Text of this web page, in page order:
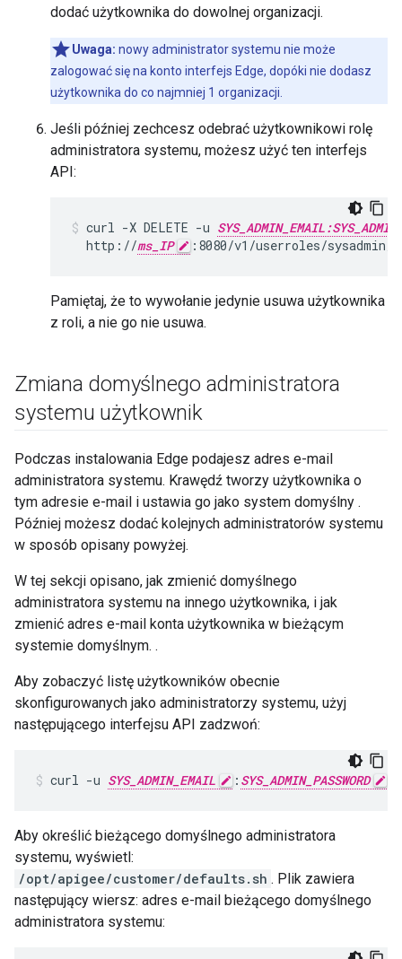
dodać użytkownika do dowolnej organizacji.
Uwaga: nowy administrator systemu nie może
zalogować się na konto interfejs Edge, dopóki nie dodasz
użytkownika do co najmniej 1 organizacji.
Jeśli później zechcesz odebrać użytkownikowi rolę
administratora systemu, możesz użyć ten interfejs
API:
curl -X DELETE -u
  http://
ms_IP :8080/v1/userroles/sysadmin/
Pamiętaj, że to wywołanie jedynie usuwa użytkownika
z roli, a nie go nie usuwa.
Zmiana domyślnego administratora
systemu użytkownik
Podczas instalowania Edge podajesz adres e-mail
administratora systemu. Krawędź tworzy użytkownika o
tym adresie e-mail i ustawia go jako system domyślny .
Później możesz dodać kolejnych administratorów systemu
w sposób opisany powyżej.
W tej sekcji opisano, jak zmienić domyślnego
administratora systemu na innego użytkownika, i jak
zmienić adres e-mail konta użytkownika w bieżącym
systemie domyślnym. .
Aby zobaczyć listę użytkowników obecnie
skonfigurowanych jako administratorzy systemu, użyj
następującego interfejsu API zadzwoń:
curl -u SYS_ADMIN_EMAIL : SYS_ADMIN_PASSWORD
Aby określić bieżącego domyślnego administratora
systemu, wyświetl:
/opt/apigee/customer/defaults.sh . Plik zawiera
następujący wiersz: adres e-mail bieżącego domyślnego
administratora systemu: